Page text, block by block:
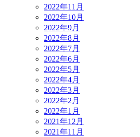
2022年11月
2022年10月
2022年9月
2022年8月
2022年7月
2022年6月
2022年5月
2022年4月
2022年3月
2022年2月
2022年1月
2021年12月
2021年11月